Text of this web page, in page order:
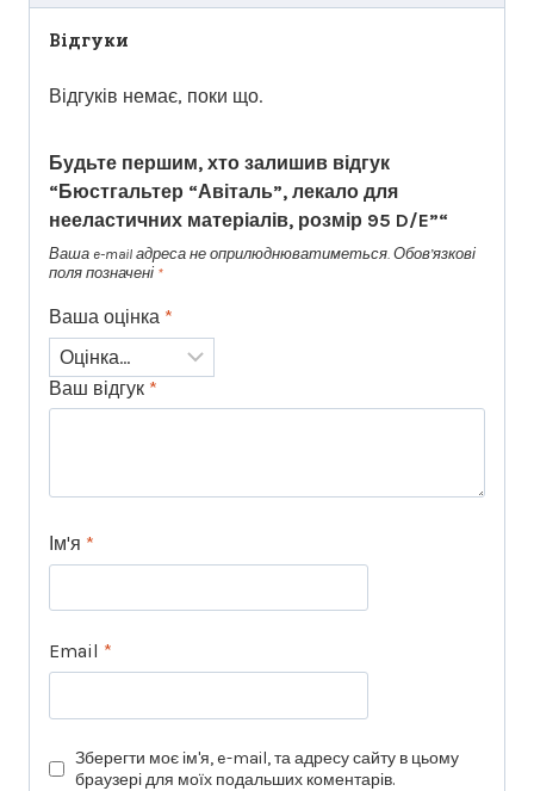
Відгуки
Відгуків немає, поки що.
Будьте першим, хто залишив відгук
“Бюстгальтер “Авіталь”, лекало для
нееластичних матеріалів, розмір 95 D/E”“
Ваша e-mail адреса не оприлюднюватиметься. Обов’язкові
поля позначені *
Ваша оцінка *
Ваш відгук *
Ім'я *
Email *
Зберегти моє ім'я, e-mail, та адресу сайту в цьому
браузері для моїх подальших коментарів.